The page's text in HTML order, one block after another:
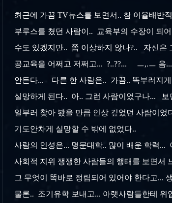
최근에 가끔 TV뉴스를 보면서.. 참 이율배반
부루스를 쳤던 사람이.. 교육부의 수장이 되
수도 있겠지만.. 쫌 이상하지 않나?.. 자신은
공교육을 어쩌고 저쩌고... ?..??... ㅡ,.ㅡ 음
안든다... 다른 한 사람은.. 가끔.. 똑부러지
실망하게 된다.. 아.. 그런 사람이었구나...
일부러 찾아 봤을 만큼 인상 깊었던 사람이
기도안차게 실망할 수 밖에 없었다..
사람의 인성은... 명문대학.. 많이 배운 학력
사회적 지위 쟁쟁한 사람들의 행태를 보면서
그 무엇이 똑바로 정립되어 있어야 한다고...
물론.. 조기유학 보내고... 아랫사람들한테